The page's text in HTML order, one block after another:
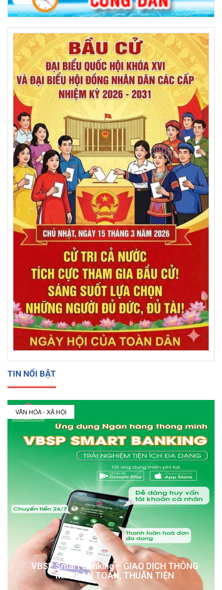
TIN NỔI BẬT
VĂN HÓA - XÃ HỘI
VBSP Smart Banking – GIAO DỊCH THÔNG
MINH, AN TOÀN, THUẬN TIỆN